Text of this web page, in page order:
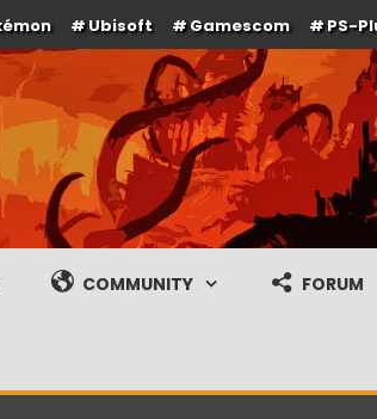
Ubisoft Gamescom PS-
COMMUNITY FORUM